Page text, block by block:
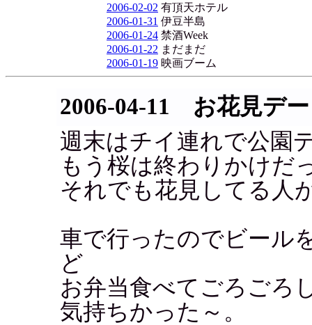
2006-02-02 有頂天ホテル
2006-01-31 伊豆半島
2006-01-24 禁酒Week
2006-01-22 まだまだ
2006-01-19 映画ブーム
2006-04-11 お花見デ
週末はチイ連れで公園
もう桜は終わりかけだ
それでも花見してる人
車で行ったのでビール
ど
お弁当食べてごろごろ
気持ちかった～。